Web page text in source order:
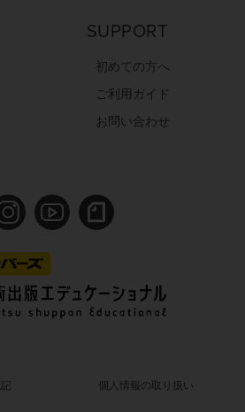
SUPPORT
初めての方へ
ご利用ガイド
お問い合わせ
個人情報の取り扱い